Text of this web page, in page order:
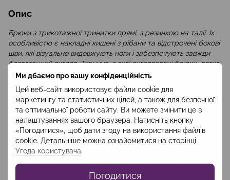
Ми дбаємо про вашу конфіденційність
Цей веб-сайт використовує файли cookie для
маркетингу та статистичних цілей, а також для безпечної
та оптимальної роботи сайту. Ви можете змінити це в
налаштуваннях вашого браузера. Натисніть кнопку
«Погодитися», щоб дати згоду на використання файлів
cookie. Детальніше можна ознайомитися на сторінці
Угода користувача.
Погодитися
Опис
Брюки з трикотажної тринитки прямі, з резинкою на талії. Іх
особливістю є накладні кишені з рібани та відстрочені бокові
шви, які візуально видовжують ноги і забезпечують завжди
бездоганний вигляд. Тканина, з якої виготовлені брюки, легко
переться в пральній машині, не потребує прасування, довго
Брюки представлені в трьох кольорах: бежевий меланж,
світло-
сірий меланж та чорний. Вони будуть доречними як при
прогулянках в прохолодну погоду, так і у домашньому
затишку.
Гармонійно виглядають з худі або світшотами з такої
же тканини з нашого асортименту - при купівлі разом